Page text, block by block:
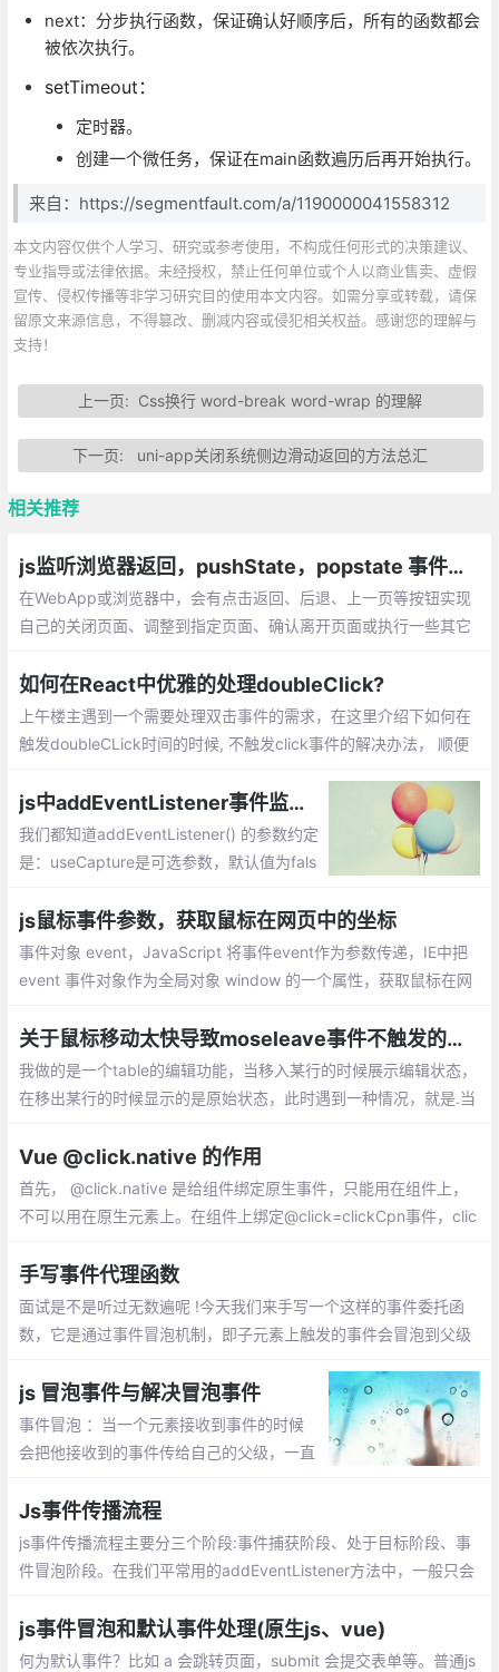
next：分步执行函数，保证确认好顺序后，所有的函数都会
被依次执行。
setTimeout：
定时器。
创建一个微任务，保证在main函数遍历后再开始执行。
来自：https://segmentfault.com/a/1190000041558312
本文内容仅供个人学习、研究或参考使用，不构成任何形式的决策建议、
专业指导或法律依据。未经授权，禁止任何单位或个人以商业售卖、虚假
宣传、侵权传播等非学习研究目的使用本文内容。如需分享或转载，请保
留原文来源信息，不得篡改、删减内容或侵犯相关权益。感谢您的理解与
支持！
上一页: Css换行 word-break word-wrap 的理解
下一页: uni-app关闭系统侧边滑动返回的方法总汇
相关推荐
js监听浏览器返回，pushState，popstate 事件，window.history对象
在WebApp或浏览器中，会有点击返回、后退、上一页等按钮实现
自己的关闭页面、调整到指定页面、确认离开页面或执行一些其它
页操作。
如何在React中优雅的处理doubleClick?
上午楼主遇到一个需要处理双击事件的需求，在这里介绍下如何在
触发doubleCLick时间的时候, 不触发click事件的解决办法， 顺便
断这个click 不在 doubleClick 中。
js中addEventListener事件监听器参数详解
我们都知道addEventListener() 的参数约定
是：useCapture是可选参数，默认值为fals
ener() 的第三个参数可以是个对象值了。pa
ssive就是告诉浏览器我可不可以用stopPro
pagation...
js鼠标事件参数，获取鼠标在网页中的坐标
事件对象 event，JavaScript 将事件event作为参数传递，IE中把
event 事件对象作为全局对象 window 的一个属性，获取鼠标在网
关于鼠标移动太快导致moseleave事件不触发的问题
我做的是一个table的编辑功能，当移入某行的时候展示编辑状态，
在移出某行的时候显示的是原始状态，此时遇到一种情况，就是.当
的mouseleave事件压根儿就没有执行。
Vue @click.native 的作用
首先， @click.native 是给组件绑定原生事件，只能用在组件上，
不可以用在原生元素上。在组件上绑定@click=clickCpn事件，clic
手写事件代理函数
面试是不是听过无数遍呢 !今天我们来手写一个这样的事件委托函
数，它是通过事件冒泡机制，即子元素上触发的事件会冒泡到父级
js 冒泡事件与解决冒泡事件
事件冒泡 ：当一个元素接收到事件的时候
会把他接收到的事件传给自己的父级，一直
topPropagation(); window.event.cancelB
ubble=true;
Js事件传播流程
js事件传播流程主要分三个阶段:事件捕获阶段、处于目标阶段、事
件冒泡阶段。在我们平常用的addEventListener方法中，一般只会
行的函数
js事件冒泡和默认事件处理(原生js、vue)
何为默认事件？比如 a 会跳转页面，submit 会提交表单等。普通js